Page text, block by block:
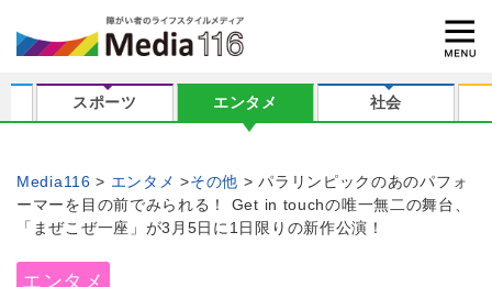
スポーツ エンタメ 社会
Media116 エンタメ その他
パラリンピックのあのパフォ
ーマーを目の前でみられる！ Get in touchの唯一無二の舞台、
「まぜこぜ一座」が3月5日に1日限りの新作公演！
エンタメ